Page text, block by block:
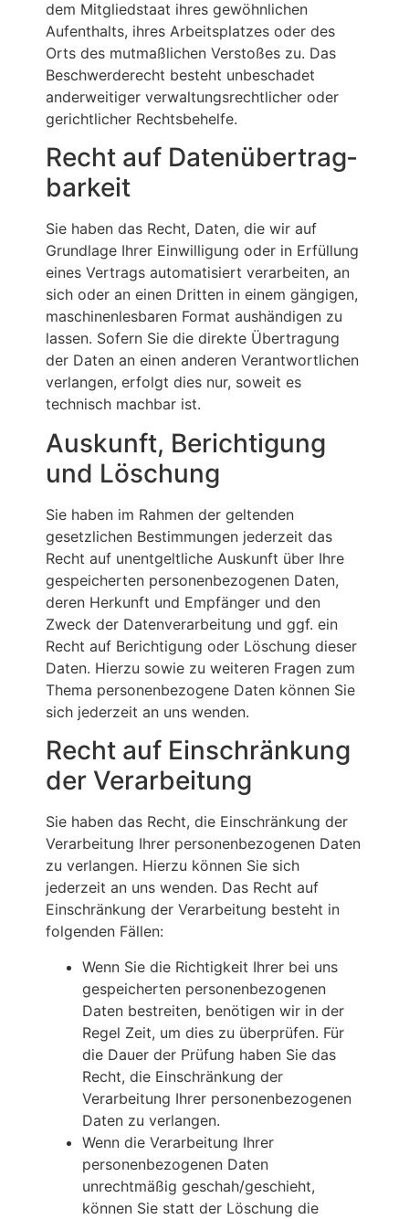
dem Mitgliedstaat ihres gewöhnlichen
Aufenthalts, ihres Arbeitsplatzes oder des
Orts des mutmaßlichen Verstoßes zu. Das
Beschwerderecht besteht unbeschadet
anderweitiger verwaltungsrechtlicher oder
gerichtlicher Rechtsbehelfe.
Recht auf Daten­übertrag­
barkeit
Sie haben das Recht, Daten, die wir auf
Grundlage Ihrer Einwilligung oder in Erfüllung
eines Vertrags automatisiert verarbeiten, an
sich oder an einen Dritten in einem gängigen,
maschinenlesbaren Format aushändigen zu
lassen. Sofern Sie die direkte Übertragung
der Daten an einen anderen Verantwortlichen
verlangen, erfolgt dies nur, soweit es
technisch machbar ist.
Auskunft, Berichtigung
und Löschung
Sie haben im Rahmen der geltenden
gesetzlichen Bestimmungen jederzeit das
Recht auf unentgeltliche Auskunft über Ihre
gespeicherten personenbezogenen Daten,
deren Herkunft und Empfänger und den
Zweck der Datenverarbeitung und ggf. ein
Recht auf Berichtigung oder Löschung dieser
Daten. Hierzu sowie zu weiteren Fragen zum
Thema personenbezogene Daten können Sie
sich jederzeit an uns wenden.
Recht auf Einschränkung
der Verarbeitung
Sie haben das Recht, die Einschränkung der
Verarbeitung Ihrer personenbezogenen Daten
zu verlangen. Hierzu können Sie sich
jederzeit an uns wenden. Das Recht auf
Einschränkung der Verarbeitung besteht in
folgenden Fällen:
Wenn Sie die Richtigkeit Ihrer bei uns
gespeicherten personenbezogenen
Daten bestreiten, benötigen wir in der
Regel Zeit, um dies zu überprüfen. Für
die Dauer der Prüfung haben Sie das
Recht, die Einschränkung der
Verarbeitung Ihrer personenbezogenen
Daten zu verlangen.
Wenn die Verarbeitung Ihrer
personenbezogenen Daten
unrechtmäßig geschah/geschieht,
können Sie statt der Löschung die